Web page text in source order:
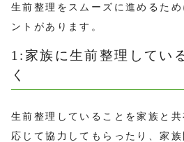
生前整理をスムーズに進めるた
ントがあります。
1:家族に生前整理してい
く
生前整理していることを家族と
応じて協力してもらったり、家